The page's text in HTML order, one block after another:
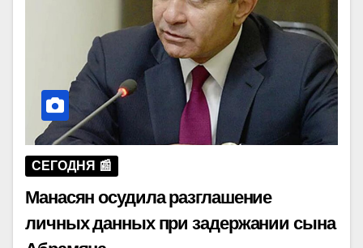
СЕГОДНЯ 📰
Манасян осудила разглашение
личных данных при задержании сына